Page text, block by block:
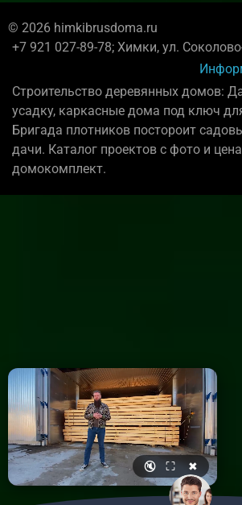
© 2026 himkibrusdoma.ru
+7 921 027-89-78; Химки, ул.
Строительство деревянных домов:
усадку, каркасные дома под ключ
Бригада плотников постороит
дачи. Каталог проектов с фото и
домокомплект.
🔇 ⛶ ✖